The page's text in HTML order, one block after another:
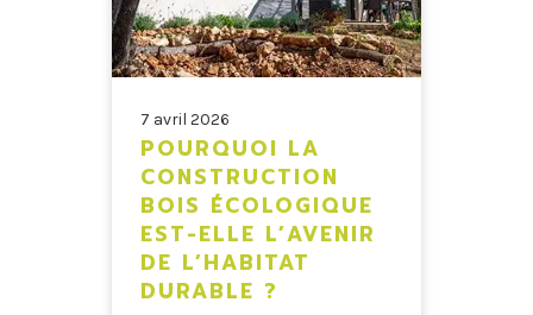
7 avril 2026
POURQUOI LA
CONSTRUCTION
BOIS ÉCOLOGIQUE
EST-ELLE L’AVENIR
DE L’HABITAT
DURABLE ?